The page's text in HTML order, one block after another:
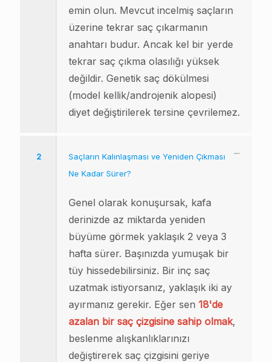
emin olun. Mevcut incelmiş saçların
üzerine tekrar saç çıkarmanın
anahtarı budur. Ancak kel bir yerde
tekrar saç çıkma olasılığı yüksek
değildir. Genetik saç dökülmesi
(model kellik/androjenik alopesi)
diyet değiştirilerek tersine çevrilemez.
2
Saçların Kalınlaşması ve Yeniden Çıkması
Ne Kadar Sürer?
Genel olarak konuşursak, kafa
derinizde az miktarda yeniden
büyüme görmek yaklaşık 2 veya 3
hafta sürer. Başınızda yumuşak bir
tüy hissedebilirsiniz. Bir inç saç
uzatmak istiyorsanız, yaklaşık iki ay
ayırmanız gerekir. Eğer sen 18'de
azalan bir saç çizgisine sahip olmak,
beslenme alışkanlıklarınızı
değiştirerek saç çizgisini geriye